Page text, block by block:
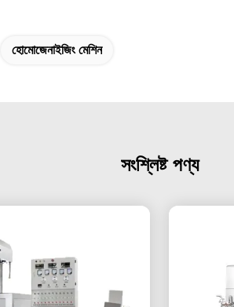
হোমোজেনাইজিং মেশিন
সংশ্লিষ্ট পণ্য